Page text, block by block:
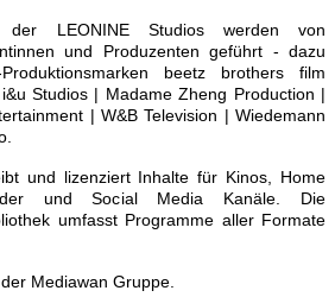
der LEONINE Studios werden von
und Produzenten geführt - dazu
beetz brothers film
Studios | Madame Zheng Production |
| W&B Television | Wiedemann
und lizenziert Inhalte für Kinos, Home
und Social Media Kanäle. Die
umfasst Programme aller Formate
Mediawan Gruppe.